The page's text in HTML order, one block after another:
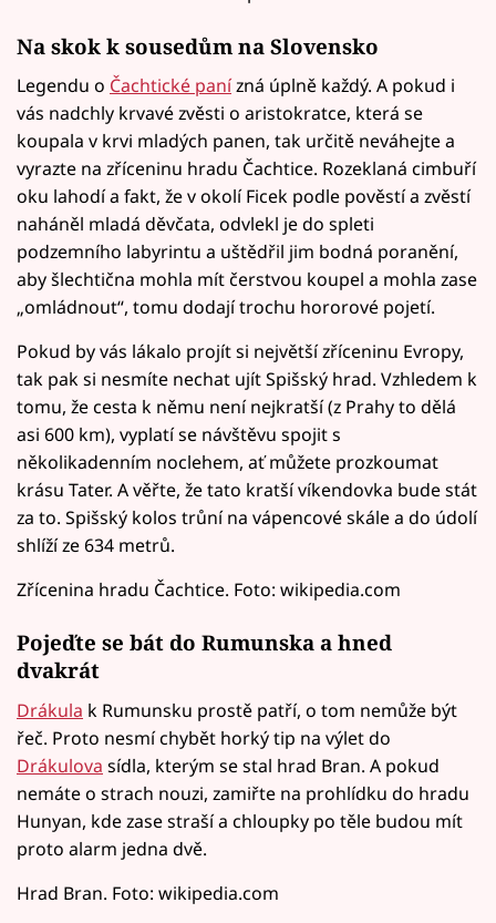
Na skok k sousedům na Slovensko
Legendu o Čachtické panízná úplně každý. A pokud i
vás nadchly krvavé zvěsti o aristokratce, která se
koupala v krvi mladých panen, tak určitě neváhejte a
vyrazte na zříceninu hradu Čachtice. Rozeklaná cimbuří
oku lahodí a fakt, že v okolí Ficek podle pověstí a zvěstí
naháněl mladá děvčata, odvlekl je do spleti
podzemního labyrintu a uštědřil jim bodná poranění,
aby šlechtična mohla mít čerstvou koupel a mohla zase
„omládnout“, tomu dodají trochu hororové pojetí.
Pokud by vás lákalo projít si největší zříceninu Evropy,
tak pak si nesmíte nechat ujít Spišský hrad. Vzhledem k
tomu, že cesta k němu není nejkratší (z Prahy to dělá
asi 600 km), vyplatí se návštěvu spojit s
několikadenním noclehem, ať můžete prozkoumat
krásu Tater. A věřte, že tato kratší víkendovka bude stát
za to. Spišský kolos trůní na vápencové skále a do údolí
shlíží ze 634 metrů.
Zřícenina hradu Čachtice. Foto: wikipedia.com
Pojeďte se bát do Rumunska a hned
dvakrát
Drákula k Rumunsku prostě patří, o tom nemůže být
řeč. Proto nesmí chybět horký tip na výlet do
Drákulova sídla, kterým se stal hrad Bran. A pokud
nemáte o strach nouzi, zamiřte na prohlídku do hradu
Hunyan, kde zase straší a chloupky po těle budou mít
proto alarm jedna dvě.
Hrad Bran. Foto: wikipedia.com